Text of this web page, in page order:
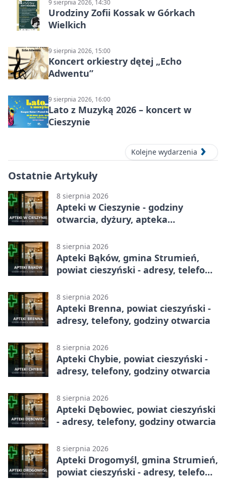
9 sierpnia 2026, 14:30
Urodziny Zofii Kossak w Górkach
Wielkich
9 sierpnia 2026, 15:00
Koncert orkiestry dętej „Echo
Adwentu”
9 sierpnia 2026, 16:00
Lato z Muzyką 2026 – koncert w
Cieszynie
Kolejne wydarzenia
Ostatnie Artykuły
8 sierpnia 2026
Apteki w Cieszynie - godziny
otwarcia, dyżury, apteka
8 sierpnia 2026
Apteki Bąków, gmina Strumień,
powiat cieszyński - adresy, telefony,
8 sierpnia 2026
Apteki Brenna, powiat cieszyński -
adresy, telefony, godziny otwarcia
8 sierpnia 2026
Apteki Chybie, powiat cieszyński -
adresy, telefony, godziny otwarcia
8 sierpnia 2026
Apteki Dębowiec, powiat cieszyński
- adresy, telefony, godziny otwarcia
8 sierpnia 2026
Apteki Drogomyśl, gmina Strumień,
powiat cieszyński - adresy, telefony,